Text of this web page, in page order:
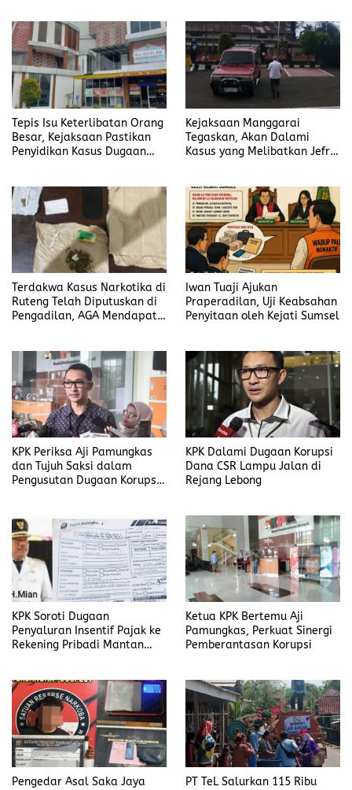
Tepis Isu Keterlibatan Orang
Besar, Kejaksaan Pastikan
Penyidikan Kasus Dugaan
Kejaksaan Manggarai
Tegaskan, Akan Dalami
Kasus yang Melibatkan Jefrin
Terdakwa Kasus Narkotika di
Ruteng Telah Diputuskan di
Pengadilan, AGA Mendapat
Iwan Tuaji Ajukan
Praperadilan, Uji Keabsahan
Penyitaan oleh Kejati Sumsel
KPK Periksa Aji Pamungkas
dan Tujuh Saksi dalam
Pengusutan Dugaan Korupsi
KPK Dalami Dugaan Korupsi
Dana CSR Lampu Jalan di
Rejang Lebong
KPK Soroti Dugaan
Penyaluran Insentif Pajak ke
Rekening Pribadi Mantan
Ketua KPK Bertemu Aji
Pamungkas, Perkuat Sinergi
Pemberantasan Korupsi
Pengedar Asal Saka Jaya
PT TeL Salurkan 115 Ribu